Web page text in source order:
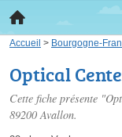
Accueil > Bourgogne-
Optical
Cette fiche présente
89200 Avallon.